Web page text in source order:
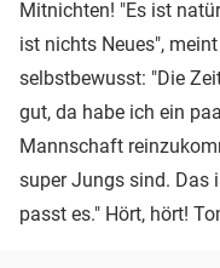
Mitnichten! "Es ist
ist nichts Neues",
selbstbewusst: "Die
gut, da habe ich ein
Mannschaft
super Jungs sind. Das
passt es." Hört, hört!